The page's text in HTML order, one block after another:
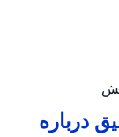
درباره